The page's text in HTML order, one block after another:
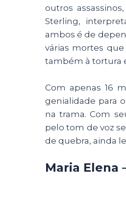
outros
Sterling,
ambos é de
várias mortes
também à tortura
Com apenas 16
genialidade para
na trama. Com
pelo tom de voz
de quebra, ainda
Maria Elena